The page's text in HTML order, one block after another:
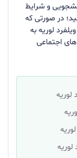
و شرایط
در صورتی که
لوریه به
اجتماعی